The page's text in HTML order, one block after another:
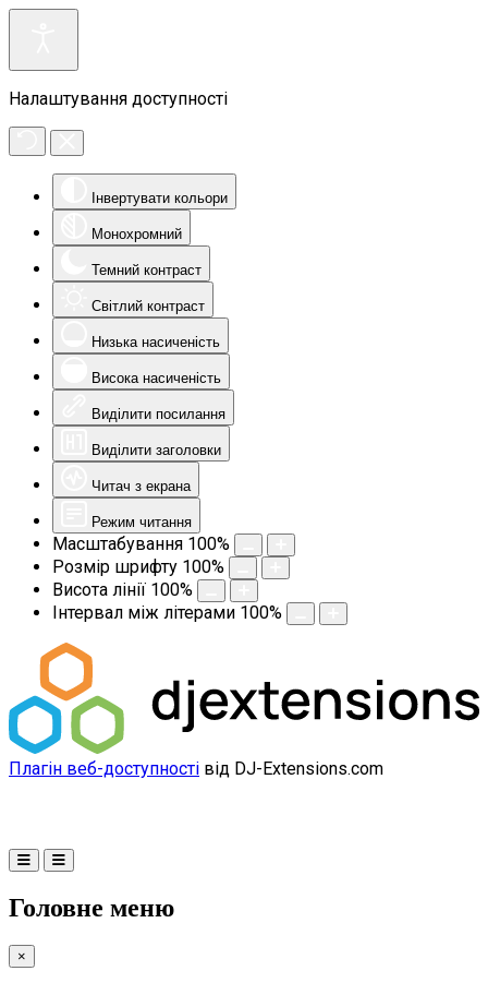
Налаштування доступності
Інвертувати кольори
Монохромний
Темний контраст
Світлий контраст
Низька насиченість
Висока насиченість
Виділити посилання
Виділити заголовки
Читач з екрана
Режим читання
Масштабування 100%
Розмір шрифту 100%
Висота лінії 100%
Інтервал між літерами 100%
Плагін веб-доступності від DJ-Extensions.com
Головне меню
×